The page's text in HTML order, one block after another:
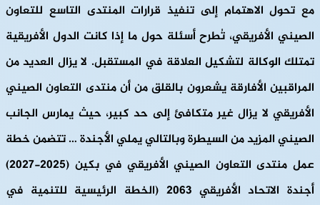
مع تحول الاهتمام إلى تنفيذ قرارات المنتدى التاسع للتعاون
الصيني الأفريقي، تُطرح أسئلة حول ما إذا كانت الدول الأفريقية
تمتلك الوكالة لتشكيل العلاقة في المستقبل. لا يزال العديد من
المراقبين الأفارقة يشعرون بالقلق من أن منتدى التعاون الصيني
الأفريقي لا يزال غير متكافئ إلى حد كبير، حيث يمارس الجانب
الصيني المزيد من السيطرة وبالتالي يملي الأجندة … تتضمن خطة
عمل منتدى التعاون الصيني الأفريقي في بكين (2025-2027)
أجندة الاتحاد الأفريقي 2063 (الخطة الرئيسية للتنمية في